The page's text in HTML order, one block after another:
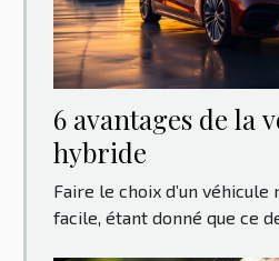
6 avantages de la
hybride
Faire le choix d’un véhicule
facile, étant donné que ce